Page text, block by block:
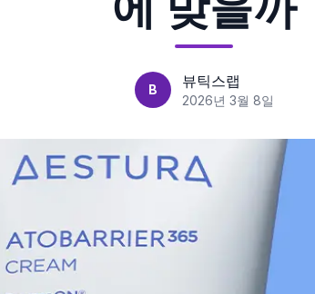
B 뷰틱스랩
2026년 3월 8일